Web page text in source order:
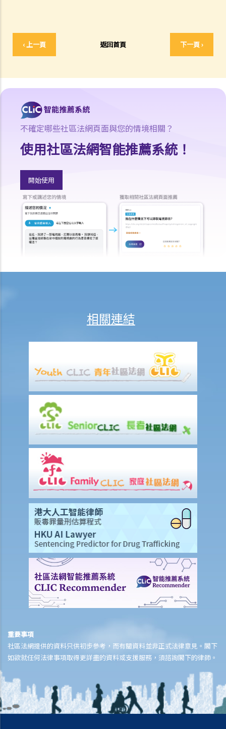
‹ 上一頁 返回首頁 下一頁 ›
香港律師會大埔火災緊急免費法律諮詢熱線
切勿尋求索償代理協助處理申索
逝者家屬
我的家人在意外中身亡。我可否代表死者展開人身傷亡訴訟？在控告犯
涉及致命意外的申索
死因裁判法庭有甚麼作用？
火災中受傷的僱員
因工受傷以及有關補償
怎樣才算是因工及在僱用期間遭遇意外（簡稱工傷意外）？
我的配偶在工作時因意外而死亡，我或我的家人可獲哪些賠償？
除上述的賠償外，我可否就工傷而獲得其他賠償（例如醫藥費）？
工傷或有關意外之報告
僱主向勞工處報告與工作有關的意外之時限是多久？
僱員可否向勞工處報告與工作有關的意外？
其他有關工傷的事項
若然我不能與僱主和平地解決工傷賠償問題，將案件呈交法院的時限是
若然我對條例所給予的補償感到不滿，或者我認為僱主忽略了應有的安
全措施，我可否進一步提出申索？
人壽保險
受保人已失蹤了數年，其保單受益人可否向保險公司索取死亡賠償？
在處理索償時，保險公司會否接受中醫發出的醫療報告 / 醫生紙？
如果我的保單已經失效，但我重新繳交保費以嘗試令保單「復效」。我
可否在這段期間向保險公司索償？
我為同一項目（如住院或家居意外）購買了數份保險。我可否從所有保
否有不同規定？
醫療保險
在處理索償時，保險公司會否接受中醫發出的醫療報告 / 醫生紙？
我為同一項目（如住院或家居意外）購買了數份保險。我可否從所有保
單索取全數保額，或只可索取實際開支或損失？
意外或個人傷亡保險
不確定哪些社區法網頁面與您的情境相關？
使用社區法網智能推薦系統！
開始使用
相關連結
重要事項
社區法網提供的資料只供初步參考，而有關資料並非正式法律意見。閣下
如欲就任何法律事項取得更詳盡的資料或支援服務，須諮詢閣下的律師。